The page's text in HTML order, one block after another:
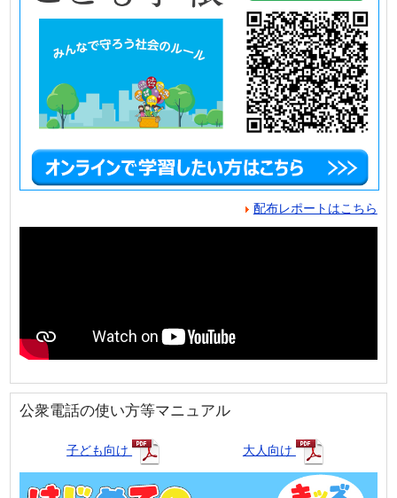
配布レポートはこちら
公衆電話の使い方等マニュアル
子ども向け 大人向け